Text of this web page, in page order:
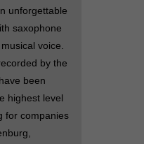
unforgettable
saxophone
voice.
by the
been
highest level
for companies